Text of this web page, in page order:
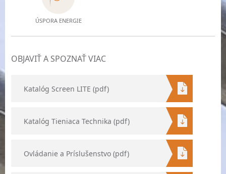
ÚSPORA ENERGIE
OBJAVIŤ A SPOZNAŤ VIAC
Katalóg Screen LITE (pdf)
Katalóg Tieniaca Technika (pdf)
Ovládanie a Príslušenstvo (pdf)